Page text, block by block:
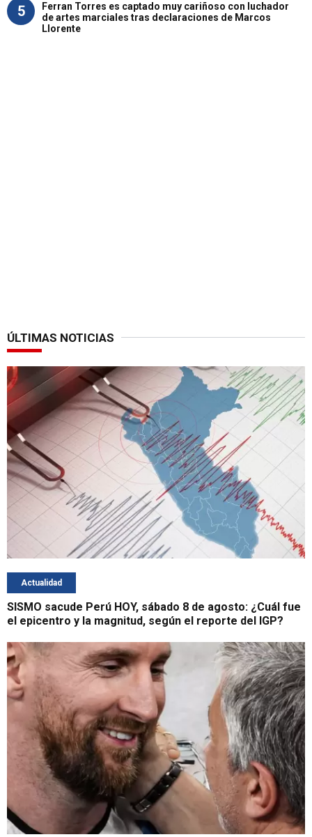
5
Ferran Torres es captado muy cariñoso con luchador
de artes marciales tras declaraciones de Marcos
Llorente
ÚLTIMAS NOTICIAS
Actualidad
SISMO sacude Perú HOY, sábado 8 de agosto: ¿Cuál fue
el epicentro y la magnitud, según el reporte del IGP?